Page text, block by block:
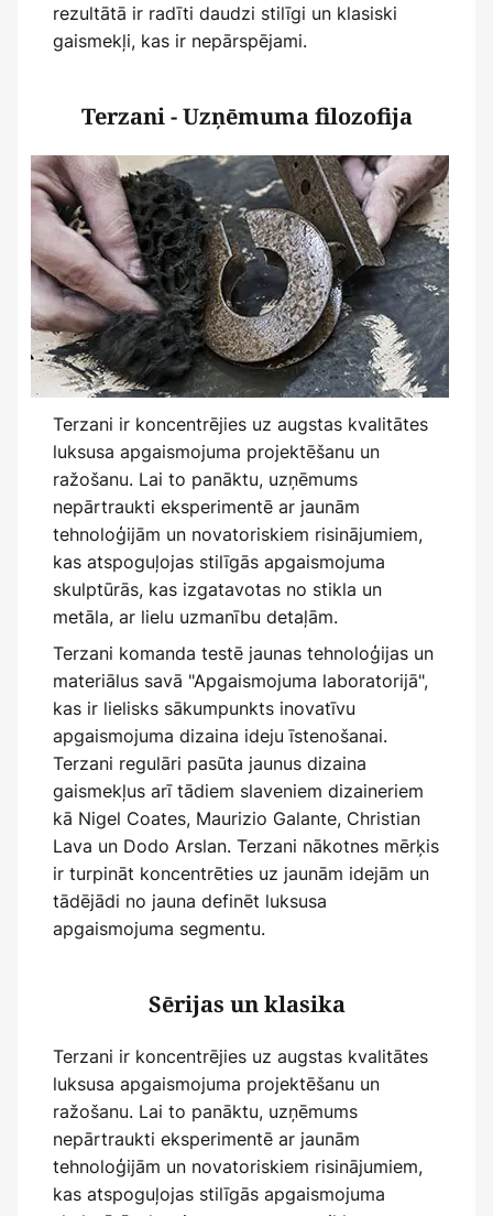
rezultātā ir radīti daudzi stilīgi un klasiski
gaismekļi, kas ir nepārspējami.
Terzani - Uzņēmuma filozofija
Terzani ir koncentrējies uz augstas kvalitātes
luksusa apgaismojuma projektēšanu un
ražošanu. Lai to panāktu, uzņēmums
nepārtraukti eksperimentē ar jaunām
tehnoloģijām un novatoriskiem risinājumiem,
kas atspoguļojas stilīgās apgaismojuma
skulptūrās, kas izgatavotas no stikla un
metāla, ar lielu uzmanību detaļām.
Terzani komanda testē jaunas tehnoloģijas un
materiālus savā "Apgaismojuma laboratorijā",
kas ir lielisks sākumpunkts inovatīvu
apgaismojuma dizaina ideju īstenošanai.
Terzani regulāri pasūta jaunus dizaina
gaismekļus arī tādiem slaveniem dizaineriem
kā Nigel Coates, Maurizio Galante, Christian
Lava un Dodo Arslan. Terzani nākotnes mērķis
ir turpināt koncentrēties uz jaunām idejām un
tādējādi no jauna definēt luksusa
apgaismojuma segmentu.
Sērijas un klasika
Terzani ir koncentrējies uz augstas kvalitātes
luksusa apgaismojuma projektēšanu un
ražošanu. Lai to panāktu, uzņēmums
nepārtraukti eksperimentē ar jaunām
tehnoloģijām un novatoriskiem risinājumiem,
kas atspoguļojas stilīgās apgaismojuma